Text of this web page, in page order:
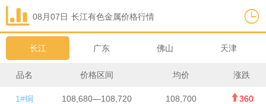
08月07日 长江有色金属价格行情
长江 广东 佛山 天津
品名 价格区间 均价 涨跌
1#铜 108,680—108,720 108,700 360